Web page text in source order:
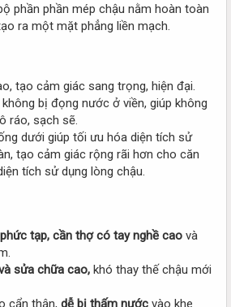
phần phần mép chậu nằm hoàn toàn
ra một mặt phẳng liền mạch.
tạo cảm giác sang trọng, hiện đại.
không bị đọng nước ở viền, giúp không
ráo, sạch sẽ.
dưới giúp tối ưu hóa diện tích sử
tạo cảm giác rộng rãi hơn cho căn
tích sử dụng lòng chậu.
tạp, cần thợ có tay nghề cao và
sửa chữa cao, khó thay thế chậu mới
cẩn thận, dễ bị thấm nước vào khe